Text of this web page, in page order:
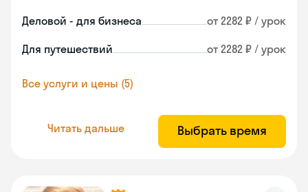
Деловой - для бизнеса от 2282 ₽ / урок
Для путешествий от 2282 ₽ / урок
Все услуги и цены (5)
Читать дальше Выбрать время